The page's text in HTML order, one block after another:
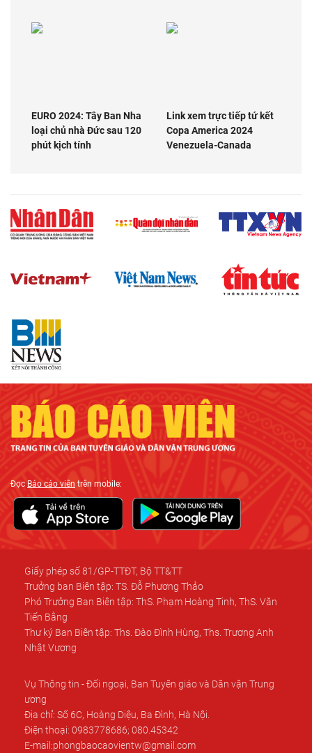
EURO 2024: Tây Ban Nha
loại chủ nhà Đức sau 120
phút kịch tính
Link xem trực tiếp tứ kết
Copa America 2024
Venezuela-Canada
ĐọcBáo cáo viên trên mobile:
Giấy phép số 81/GP-TTĐT, Bộ TT&TT
Trưởng ban Biên tập: TS. Đỗ Phương Thảo
Phó Trưởng Ban Biên tập: ThS. Phạm Hoàng Tinh, ThS. Văn
Tiến Bằng
Thư ký Ban Biên tập: Ths. Đào Đình Hùng, Ths. Trương Anh
Nhật Vương
Vụ Thông tin - Đối ngoại, Ban Tuyên giáo và Dân vận Trung
ương
Địa chỉ: Số 6C, Hoàng Diệu, Ba Đình, Hà Nội.
Điện thoại: 0983778686; 080.45342
E-mail:phongbaocaovientw@gmail.com